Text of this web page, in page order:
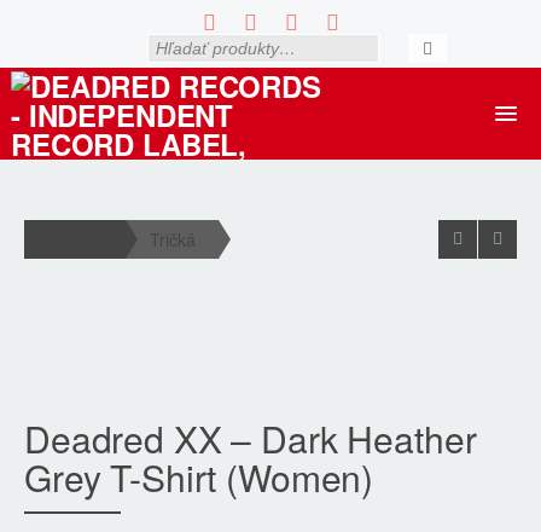
Artists
Tričká
Deadred XX – Dark Heather
Grey T-Shirt (Women)